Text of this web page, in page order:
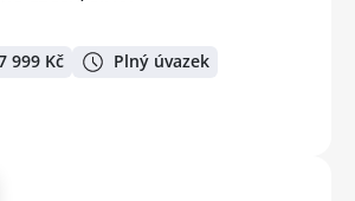
999 Kč Plný úvazek